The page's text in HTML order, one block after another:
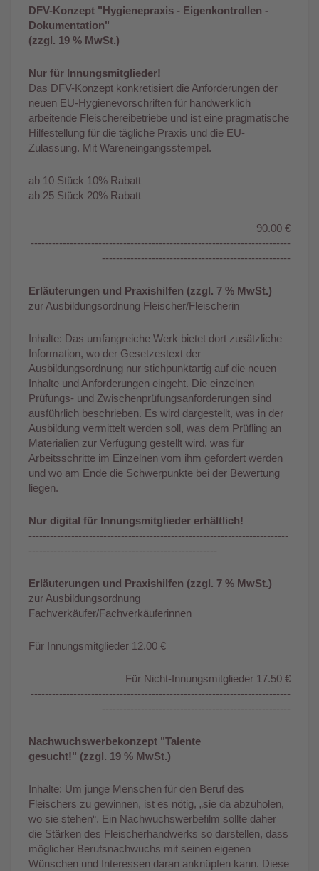
DFV-Konzept "Hygienepraxis - Eigenkontrollen -
Dokumentation"
(zzgl. 19 % MwSt.)
Nur für Innungsmitglieder!
Das DFV-Konzept konkretisiert die Anforderungen der
neuen EU-Hygienevorschriften für handwerklich
arbeitende Fleischereibetriebe und ist eine pragmatische
Hilfestellung für die tägliche Praxis und die EU-
Zulassung. Mit Wareneingangsstempel.
ab 10 Stück 10% Rabatt
ab 25 Stück 20% Rabatt
90.00 €
-------------------------------------------------------------------------
-----------------------------------------------------
Erläuterungen und Praxishilfen (zzgl. 7 % MwSt.)
zur Ausbildungsordnung Fleischer/Fleischerin
Inhalte: Das umfangreiche Werk bietet dort zusätzliche
Information, wo der Gesetzestext der
Ausbildungsordnung nur stichpunktartig auf die neuen
Inhalte und Anforderungen eingeht. Die einzelnen
Prüfungs- und Zwischenprüfungsanforderungen sind
ausführlich beschrieben. Es wird dargestellt, was in der
Ausbildung vermittelt werden soll, was dem Prüfling an
Materialien zur Verfügung gestellt wird, was für
Arbeitsschritte im Einzelnen vom ihm gefordert werden
und wo am Ende die Schwerpunkte bei der Bewertung
liegen.
Nur digital für Innungsmitglieder erhältlich!
-------------------------------------------------------------------------
-----------------------------------------------------
Erläuterungen und Praxishilfen (zzgl. 7 % MwSt.)
zur Ausbildungsordnung
Fachverkäufer/Fachverkäuferinnen
Für Innungsmitglieder 12.00 €
Für Nicht-Innungsmitglieder 17.50 €
-------------------------------------------------------------------------
-----------------------------------------------------
Nachwuchswerbekonzept "Talente
gesucht!" (zzgl. 19 % MwSt.)
Inhalte: Um junge Menschen für den Beruf des
Fleischers zu gewinnen, ist es nötig, „sie da abzuholen,
wo sie stehen“. Ein Nachwuchswerbefilm sollte daher
die Stärken des Fleischerhandwerks so darstellen, dass
möglicher Berufsnachwuchs mit seinen eigenen
Wünschen und Interessen daran anknüpfen kann. Diese